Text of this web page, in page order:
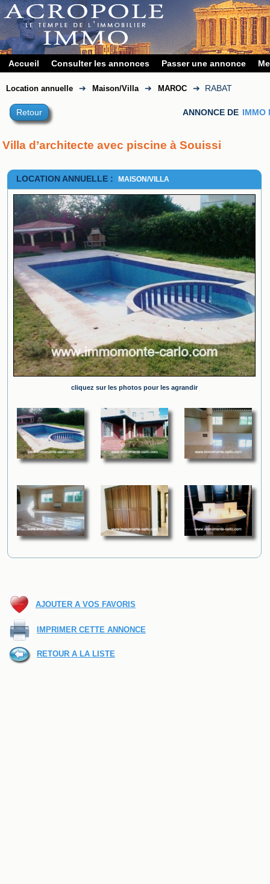
Accueil Consulter les annonces Passer une annonce
Location annuelle ➔ Maison/Villa ➔ MAROC ➔ RABAT
Retour ANNONCE DE IMMO
Villa d’architecte avec piscine à Souissi
LOCATION ANNUELLE : MAISON/VILLA
cliquez sur les photos pour les agrandir
AJOUTER A VOS FAVORIS
IMPRIMER CETTE ANNONCE
RETOUR A LA LISTE